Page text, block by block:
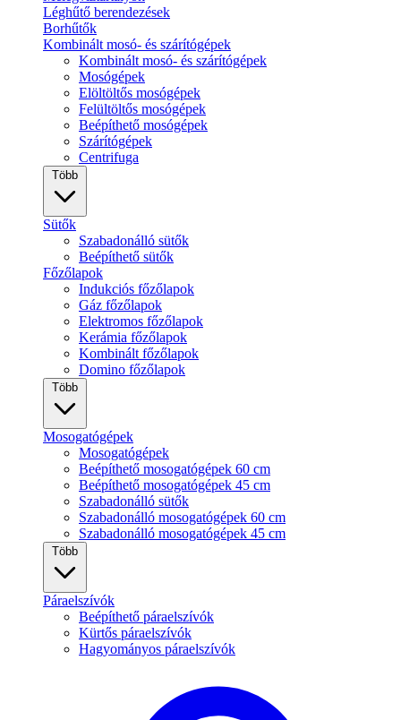
Léghűtő berendezések
Borhűtők
Kombinált mosó- és szárítógépek
Kombinált mosó- és szárítógépek
Mosógépek
Elöltöltős mosógépek
Felültöltős mosógépek
Beépíthető mosógépek
Szárítógépek
Centrifuga
Sütők
Szabadonálló sütők
Beépíthető sütők
Főzőlapok
Indukciós főzőlapok
Gáz főzőlapok
Elektromos főzőlapok
Kerámia főzőlapok
Kombinált főzőlapok
Domino főzőlapok
Mosogatógépek
Mosogatógépek
Beépíthető mosogatógépek 60 cm
Beépíthető mosogatógépek 45 cm
Szabadonálló sütők
Szabadonálló mosogatógépek 60 cm
Szabadonálló mosogatógépek 45 cm
Páraelszívók
Beépíthető páraelszívók
Kürtős páraelszívók
Hagyományos páraelszívók